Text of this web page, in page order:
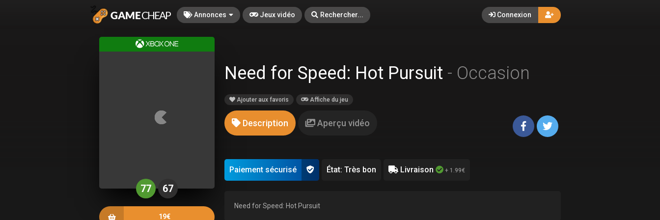
Annonces Jeux vidéo Rechercher... Connexion
77 67
19€
Need for Speed: Hot Pursuit - Occasion
Ajouter aux favoris Affiche du jeu
Description Aperçu vidéo
Paiement sécurisé État: Très bon Livraison + 1.99€
Need for Speed: Hot Pursuit